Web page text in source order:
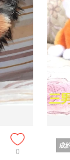
問い合わせが
臓疾患）や伝染
きたし命に係
お願いいたし
0
成